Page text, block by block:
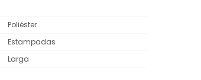
Poliéster
Estampadas
Larga